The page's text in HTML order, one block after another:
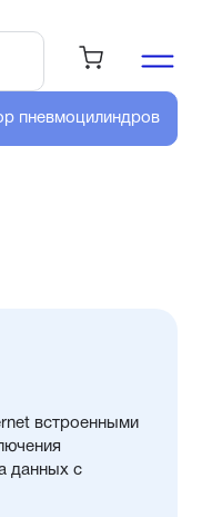
пневмоцилиндров
встроенными
данных с